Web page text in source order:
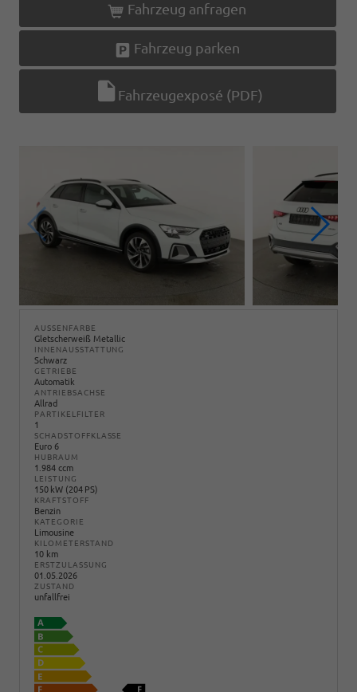
Fahrzeug anfragen
Fahrzeug parken
Fahrzeugexposé (PDF)
AUSSENFARBE
Gletscherweiß Metallic
INNENAUSSTATTUNG
Schwarz
GETRIEBE
Automatik
ANTRIEBSACHSE
Allrad
PARTIKELFILTER
1
SCHADSTOFFKLASSE
Euro 6
HUBRAUM
1.984 ccm
LEISTUNG
150 kW (204 PS)
KRAFTSTOFF
Benzin
KATEGORIE
Limousine
KILOMETERSTAND
10 km
ERSTZULASSUNG
01.05.2026
ZUSTAND
unfallfrei